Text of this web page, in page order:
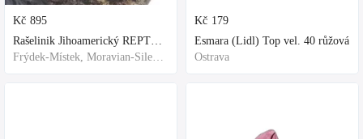
Kč 895
Rašelinik Jihoamerický REPTER - 5 balení - 500g -
Frýdek-Místek, Moravian-Silesian Region,Others
Kč 179
Esmara (Lidl) Top vel. 40 růžová
Ostrava